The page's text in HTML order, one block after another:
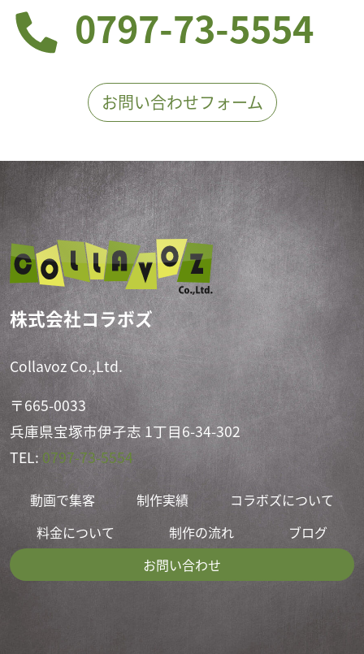
0797-73-5554
お問い合わせフォーム
株式会社コラボズ
Collavoz Co.,Ltd.
〒665-0033
兵庫県宝塚市伊孑志 1丁目6-34-302
TEL:0797-73-5554
動画で集客 制作実績
コラボズについて
料金について
制作の流れ
ブログ
お問い合わせ